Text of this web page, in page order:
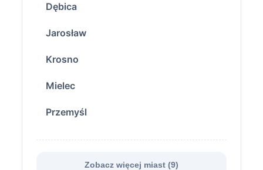
Dębica
Jarosław
Krosno
Mielec
Przemyśl
Zobacz więcej miast (9)